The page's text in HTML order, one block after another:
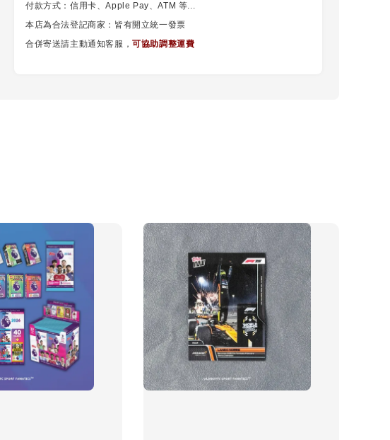
付款方式：信用卡、Apple Pay、ATM 等...
本店為合法登記商家：皆有開立統一發票
合併寄送請主動通知客服，可協助調整運費